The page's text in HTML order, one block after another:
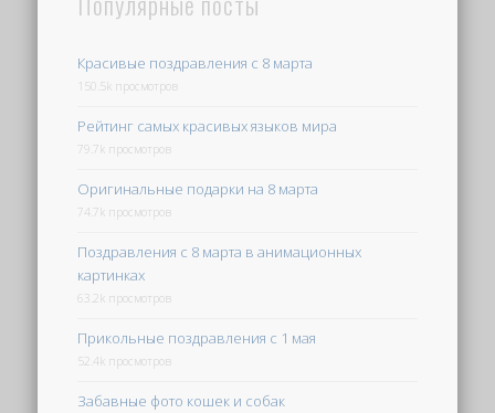
Красивые поздравления с 8 марта
150.5k просмотров
Рейтинг самых красивых языков мира
79.7k просмотров
Оригинальные подарки на 8 марта
74.7k просмотров
Поздравления с 8 марта в анимационных
картинках
63.2k просмотров
Прикольные поздравления с 1 мая
52.4k просмотров
Забавные фото кошек и собак